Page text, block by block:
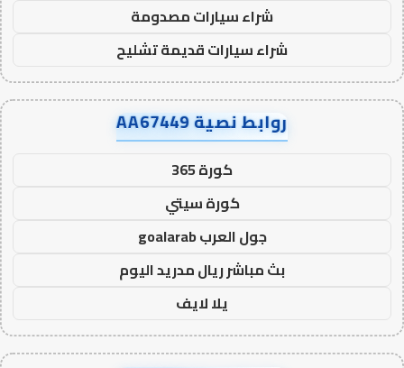
شراء سيارات مصدومة
شراء سيارات قديمة تشليح
روابط نصية AA67449
كورة 365
كورة سيتي
جول العرب goalarab
بث مباشر ريال مدريد اليوم
يلا لايف